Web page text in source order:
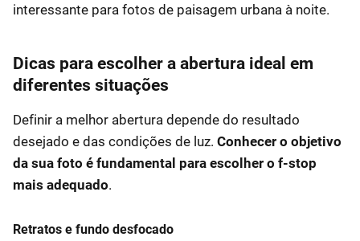
interessante para fotos de paisagem urbana à noite.
Dicas para escolher a abertura ideal em
diferentes situações
Definir a melhor abertura depende do resultado
desejado e das condições de luz. Conhecer o objetivo
da sua foto é fundamental para escolher o f-stop
mais adequado.
Retratos e fundo desfocado